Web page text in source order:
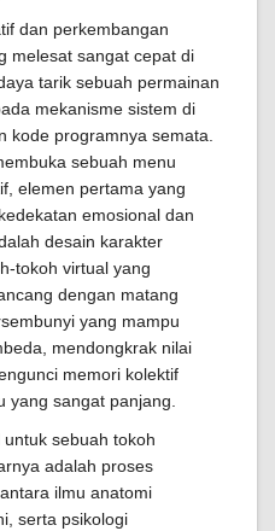
dan perkembangan
melesat sangat cepat di
tarik sebuah permainan
mekanisme sistem di
kode programnya semata.
sebuah menu
elemen pertama yang
emosional dan
desain karakter
tokoh virtual yang
dengan matang
yang mampu
mendongkrak nilai
memori kolektif
yang sangat panjang.
sebuah tokoh
adalah proses
ilmu anatomi
serta psikologi